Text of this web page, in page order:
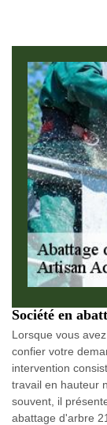
Société en
Lorsque vous
confier votre
intervention
travail en hauteur
souvent, il
abattage d'arbre